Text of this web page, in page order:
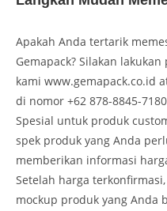
Apakah Anda tertarik
Gemapack? Silakan
kami www.gemapack.co.id
di nomor +62 878-8845-
Spesial untuk produk
spek produk yang Anda
memberikan informasi
Setelah harga
mockup produk yang Anda